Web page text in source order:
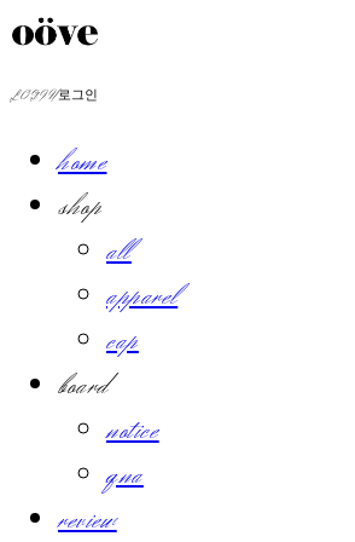
LOG IN로그인
home
shop
all
apparel
cap
board
notice
qna
review